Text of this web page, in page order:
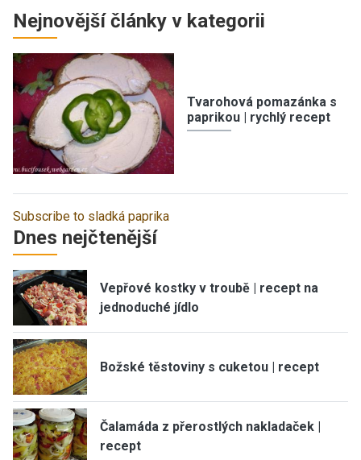
Nejnovější články v kategorii
Tvarohová pomazánka s
paprikou | rychlý recept
Subscribe to sladká paprika
Dnes nejčtenější
Vepřové kostky v troubě | recept na
jednoduché jídlo
Božské těstoviny s cuketou | recept
Čalamáda z přerostlých nakladaček |
recept